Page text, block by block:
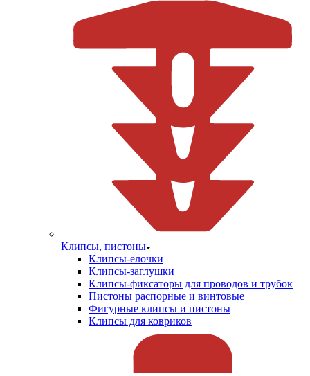
Клипсы, пистоны
Клипсы-елочки
Клипсы-заглушки
Клипсы-фиксаторы для проводов и трубок
Пистоны распорные и винтовые
Фигурные клипсы и пистоны
Клипсы для ковриков